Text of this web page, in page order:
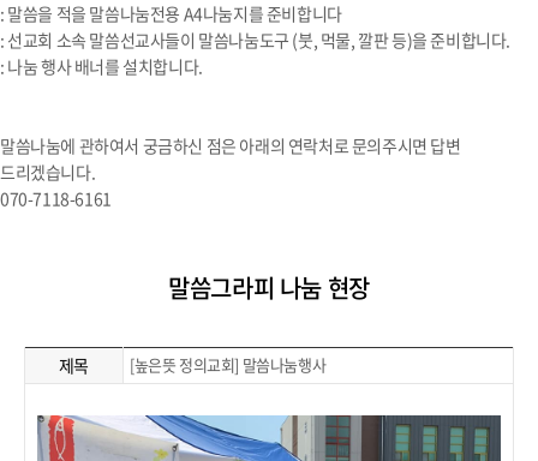
: 말씀을 적을 말씀나눔전용 A4나눔지를 준비합니다
: 선교회 소속 말씀선교사들이 말씀나눔도구 (붓, 먹물, 깔판 등)을 준비합니다.
: 나눔 행사 배너를 설치합니다.
말씀나눔에 관하여서 궁금하신 점은 아래의 연락처로 문의주시면 답변
드리겠습니다.
070-7118-6161
말씀그라피 나눔 현장
제목 [높은뜻 정의교회] 말씀나눔행사